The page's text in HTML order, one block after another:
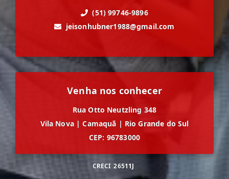
(51) 99746-9896
jeisonhubner1988@gmail.com
Venha nos conhecer
Rua Otto Neutzling 348
Vila Nova | Camaquã | Rio Grande do Sul
CEP: 96783000
CRECI 26511J